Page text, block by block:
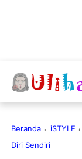
Beranda iSTYLE
Diri Sendiri